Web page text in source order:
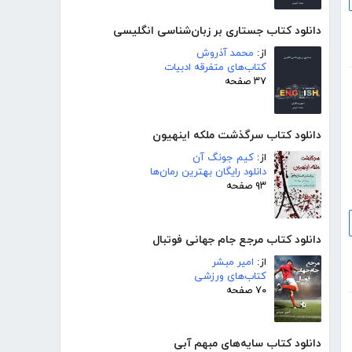
دانلود کتاب جستاری بر زبان‌شناسی انگلیسی
از: محمد آذروش
کتاب‌های متفرقه ادبیات
۳۷ صفحه
دانلود کتاب سرگذشت ملکه اینهیون
از: کیم جونگ آن
دانلود رایگان بهترین رمان‌ها
۹۳ صفحه
دانلود کتاب مرجع جام جهانی فوتبال
از: امیر مبشر
کتاب‌های ورزشی
۷۰ صفحه
دانلود کتاب سایه‌های مبهم آبی